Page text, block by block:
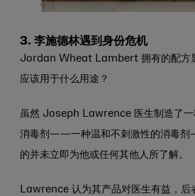
3. 李施德林遇到身份危机
Jordan Wheat Lambert 拥有的配方
应该用于什么用途？
虽然 Joseph Lawrence 医生制造了一
消毒剂——一种温和不刺激性的消毒剂
的并未立即为他或任何其他人所了解。
Lawrence 认为其产品对医生有益，后